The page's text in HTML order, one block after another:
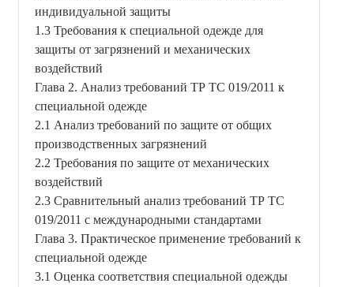
индивидуальной защиты
1.3 Требования к специальной одежде для
защиты от загрязнений и механических
воздействий
Глава 2. Анализ требований ТР ТС 019/2011 к
специальной одежде
2.1 Анализ требований по защите от общих
производственных загрязнений
2.2 Требования по защите от механических
воздействий
2.3 Сравнительный анализ требований ТР ТС
019/2011 с международными стандартами
Глава 3. Практическое применение требований к
специальной одежде
3.1 Оценка соответствия специальной одежды